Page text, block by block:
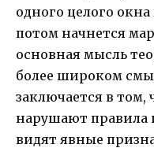
одного целого
потом начнется
основная мысль
более широком
заключается в том,
нарушают правила
видят явные